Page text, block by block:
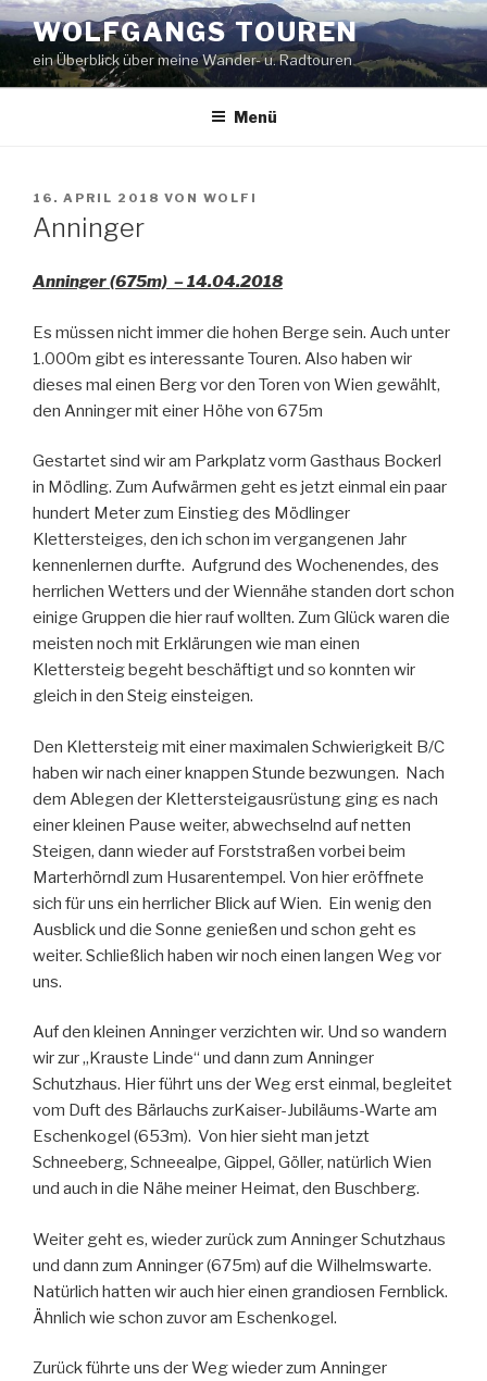
Zum
Inhalt
springen
WOLFGANGS TOUREN
ein Überblick über meine Wander- u. Radtouren
Menü
VERÖFFENTLICHT
AM
16. APRIL 2018 VON WOLFI
Anninger
Anninger (675m) – 14.04.2018
Es müssen nicht immer die hohen Berge sein. Auch unter
1.000m gibt es interessante Touren. Also haben wir
dieses mal einen Berg vor den Toren von Wien gewählt,
den Anninger mit einer Höhe von 675m
Gestartet sind wir am Parkplatz vorm Gasthaus Bockerl
in Mödling. Zum Aufwärmen geht es jetzt einmal ein paar
hundert Meter zum Einstieg des Mödlinger
Klettersteiges, den ich schon im vergangenen Jahr
kennenlernen durfte. Aufgrund des Wochenendes, des
herrlichen Wetters und der Wiennähe standen dort schon
einige Gruppen die hier rauf wollten. Zum Glück waren die
meisten noch mit Erklärungen wie man einen
Klettersteig begeht beschäftigt und so konnten wir
gleich in den Steig einsteigen.
Den Klettersteig mit einer maximalen Schwierigkeit B/C
haben wir nach einer knappen Stunde bezwungen. Nach
dem Ablegen der Klettersteigausrüstung ging es nach
einer kleinen Pause weiter, abwechselnd auf netten
Steigen, dann wieder auf Forststraßen vorbei beim
Marterhörndl zum Husarentempel. Von hier eröffnete
sich für uns ein herrlicher Blick auf Wien. Ein wenig den
Ausblick und die Sonne genießen und schon geht es
weiter. Schließlich haben wir noch einen langen Weg vor
uns.
Auf den kleinen Anninger verzichten wir. Und so wandern
wir zur „Krauste Linde“ und dann zum Anninger
Schutzhaus. Hier führt uns der Weg erst einmal, begleitet
vom Duft des Bärlauchs zurKaiser-Jubiläums-Warte am
Eschenkogel (653m). Von hier sieht man jetzt
Schneeberg, Schneealpe, Gippel, Göller, natürlich Wien
und auch in die Nähe meiner Heimat, den Buschberg.
Weiter geht es, wieder zurück zum Anninger Schutzhaus
und dann zum Anninger (675m) auf die Wilhelmswarte.
Natürlich hatten wir auch hier einen grandiosen Fernblick.
Ähnlich wie schon zuvor am Eschenkogel.
Zurück führte uns der Weg wieder zum Anninger